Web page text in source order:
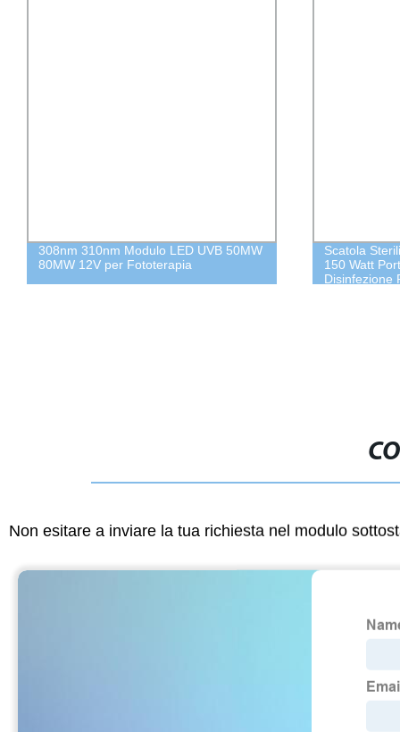
308nm 310nm Modulo LED UVB 50MW
80MW 12V per Fototerapia
Scatola
150 Watt
Disinfezione
Non esitare a inviare la tua richiesta nel modulo